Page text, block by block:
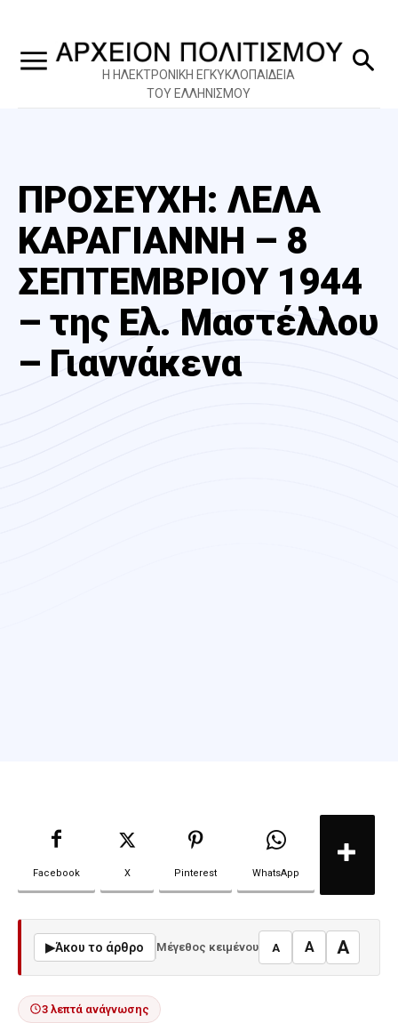
Η ΗΛΕΚΤΡΟΝΙΚΗ ΕΓΚΥΚΛΟΠΑΙΔΕΙΑ
ΤΟΥ ΕΛΛΗΝΙΣΜΟΥ
ΠΡΟΣΕΥΧΗ: ΛΕΛΑ
ΚΑΡΑΓΙΑΝΝΗ – 8
ΣΕΠΤΕΜΒΡΙΟΥ 1944
– της Ελ. Μαστέλλου
– Γιαννάκενα
Facebook X Pinterest WhatsApp
▶Άκου το άρθρο Μέγεθος κειμένου A A A
3 λεπτά ανάγνωσης